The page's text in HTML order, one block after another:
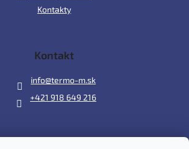
Kontakty
Kontakt
info@termo-m.sk
+421 918 649 216